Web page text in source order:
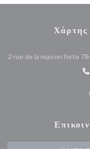
Χάρτης
2 rue de la maison forte